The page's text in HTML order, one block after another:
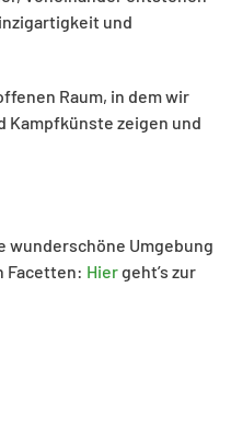
und
Raum, in dem wir
Kampfkünste zeigen und
wunderschöne Umgebung
Facetten: Hiergeht’s zur